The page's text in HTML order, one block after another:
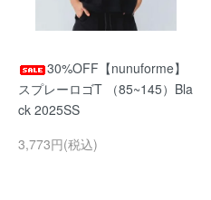
30%OFF【nunuforme】
スプレーロゴT （85~145）Bla
ck 2025SS
3,773円(税込)